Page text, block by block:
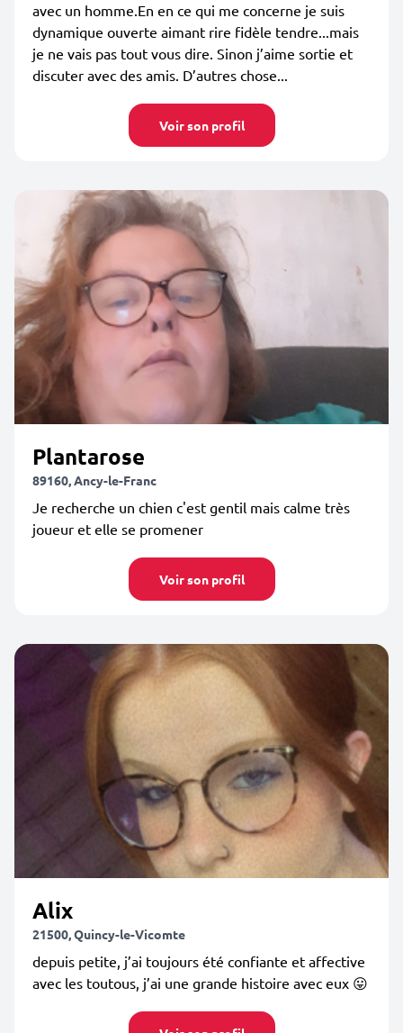
avec un homme.En en ce qui me concerne je suis
dynamique ouverte aimant rire fidèle tendre...mais
je ne vais pas tout vous dire. Sinon j’aime sortie et
discuter avec des amis. D’autres chose...
Voir son profil
Plantarose
89160, Ancy-le-Franc
Je recherche un chien c'est gentil mais calme très
joueur et elle se promener
Voir son profil
Alix
21500, Quincy-le-Vicomte
depuis petite, j’ai toujours été confiante et affective
avec les toutous, j’ai une grande histoire avec eux 😛